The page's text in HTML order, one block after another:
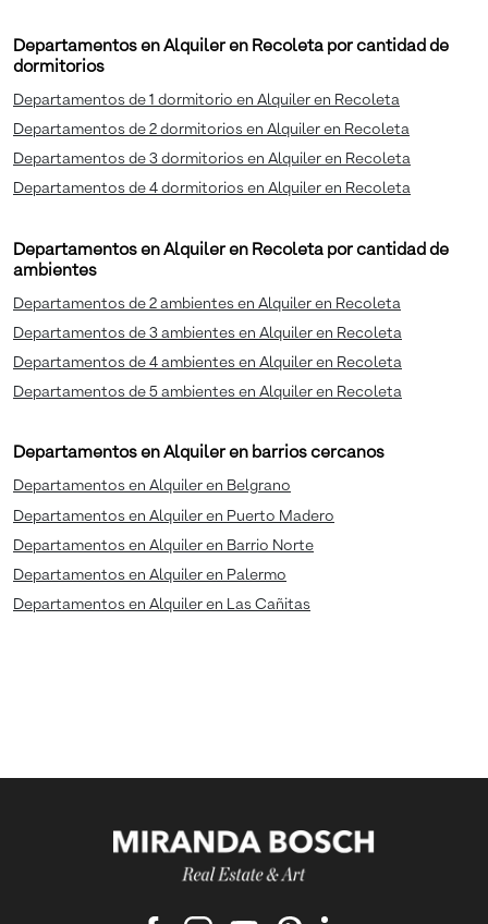
Departamentos en Alquiler en Recoleta por cantidad de
dormitorios
Departamentos de 1 dormitorio en Alquiler en Recoleta
Departamentos de 2 dormitorios en Alquiler en Recoleta
Departamentos de 3 dormitorios en Alquiler en Recoleta
Departamentos de 4 dormitorios en Alquiler en Recoleta
Departamentos en Alquiler en Recoleta por cantidad de
ambientes
Departamentos de 2 ambientes en Alquiler en Recoleta
Departamentos de 3 ambientes en Alquiler en Recoleta
Departamentos de 4 ambientes en Alquiler en Recoleta
Departamentos de 5 ambientes en Alquiler en Recoleta
Departamentos en Alquiler en barrios cercanos
Departamentos en Alquiler en Belgrano
Departamentos en Alquiler en Puerto Madero
Departamentos en Alquiler en Barrio Norte
Departamentos en Alquiler en Palermo
Departamentos en Alquiler en Las Cañitas